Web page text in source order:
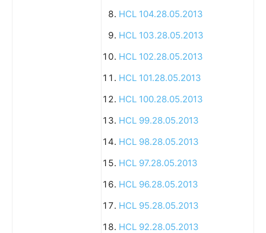
HCL 104.28.05.2013
HCL 103.28.05.2013
HCL 102.28.05.2013
HCL 101.28.05.2013
HCL 100.28.05.2013
HCL 99.28.05.2013
HCL 98.28.05.2013
HCL 97.28.05.2013
HCL 96.28.05.2013
HCL 95.28.05.2013
HCL 92.28.05.2013